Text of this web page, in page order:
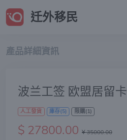
迁外移民
產品詳細資訊
波兰工签 欧盟居留卡
人工發貨 庫存(5) 限購(1)
$ 27800.00 ¥ 35000.00